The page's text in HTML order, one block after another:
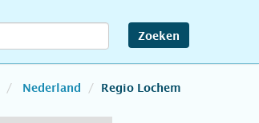
Zoeken
Nederland Regio Lochem